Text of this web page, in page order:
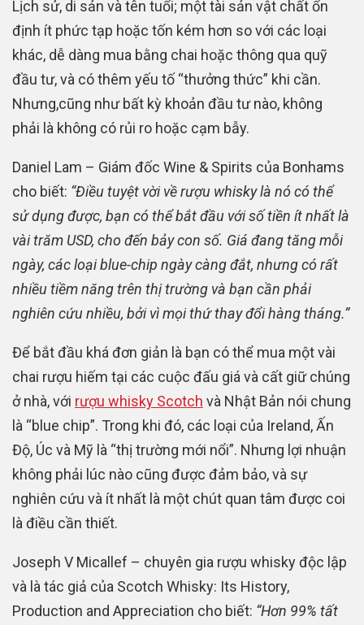
Lịch sử, di sản và tên tuổi; một tài sản vật chất ổn
định ít phức tạp hoặc tốn kém hơn so với các loại
khác, dễ dàng mua bằng chai hoặc thông qua quỹ
đầu tư, và có thêm yếu tố “thưởng thức” khi cần.
Nhưng,cũng như bất kỳ khoản đầu tư nào, không
phải là không có rủi ro hoặc cạm bẫy.
Daniel Lam – Giám đốc Wine & Spirits của Bonhams
cho biết: “Điều tuyệt vời về rượu whisky là nó có thể
sử dụng được, bạn có thể bắt đầu với số tiền ít nhất là
vài trăm USD, cho đến bảy con số. Giá đang tăng mỗi
ngày, các loại blue-chip ngày càng đắt, nhưng có rất
nhiều tiềm năng trên thị trường và bạn cần phải
nghiên cứu nhiều, bởi vì mọi thứ thay đổi hàng tháng.”
Để bắt đầu khá đơn giản là bạn có thể mua một vài
chai rượu hiếm tại các cuộc đấu giá và cất giữ chúng
ở nhà, với rượu whisky Scotch và Nhật Bản nói chung
là “blue chip”. Trong khi đó, các loại của Ireland, Ấn
Độ, Úc và Mỹ là “thị trường mới nổi”. Nhưng lợi nhuận
không phải lúc nào cũng được đảm bảo, và sự
nghiên cứu và ít nhất là một chút quan tâm được coi
là điều cần thiết.
Joseph V Micallef – chuyên gia rượu whisky độc lập
và là tác giả của Scotch Whisky: Its History,
Production and Appreciation cho biết: “Hơn 99% tất